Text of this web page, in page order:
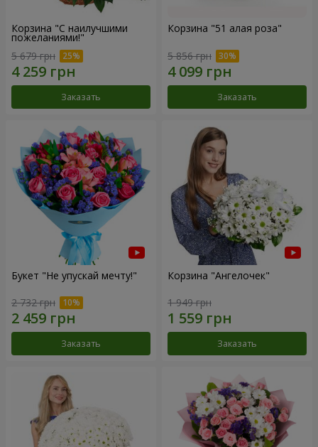
Корзина "С наилучшими
пожеланиями!"
5 679 грн
Заказать
Корзина "51 алая роза"
5 856 грн
Заказать
Букет "Не упускай мечту!"
2 732 грн
Заказать
Корзина "Ангелочек"
1 949 грн
Заказать